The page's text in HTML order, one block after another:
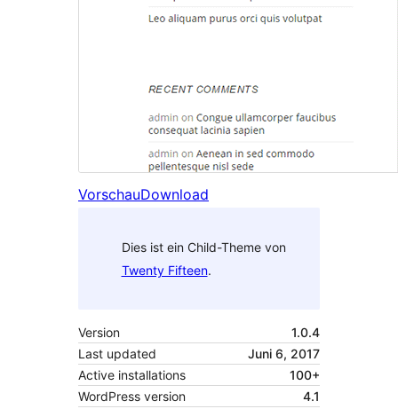
VorschauDownload
Dies ist ein Child-Theme von
Twenty Fifteen.
Version
1.0.4
Last updated
Juni 6, 2017
Active installations
100+
WordPress version
4.1